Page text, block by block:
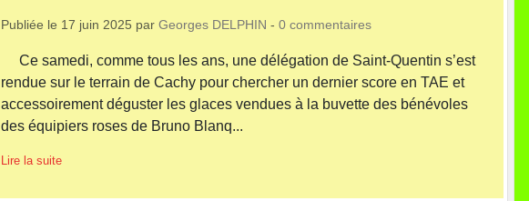
Publiée le 17 juin 2025 parGeorges DELPHIN -0 commentaires
Ce samedi, comme tous les ans, une délégation de Saint-Quentin s’est
rendue sur le terrain de Cachy pour chercher un dernier score en TAE et
accessoirement déguster les glaces vendues à la buvette des bénévoles
des équipiers roses de Bruno Blanq...
Lire la suite